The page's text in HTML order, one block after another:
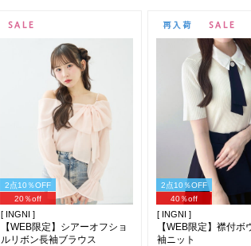
2点10％OFF
20％off
[ INGNI ]
【WEB限定】シアーオフショ
ルリボン長袖ブラウス
2点10％OFF
40％off
[ INGNI ]
【WEB限定】襟付ボ
袖ニット